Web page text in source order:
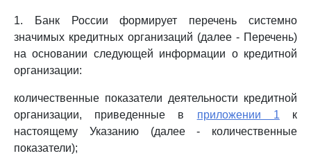
1. Банк России формирует перечень системно
значимых кредитных организаций (далее - Перечень)
на основании следующей информации о кредитной
организации:
количественные показатели деятельности кредитной
организации, приведенные в приложении 1 к
настоящему Указанию (далее - количественные
показатели);